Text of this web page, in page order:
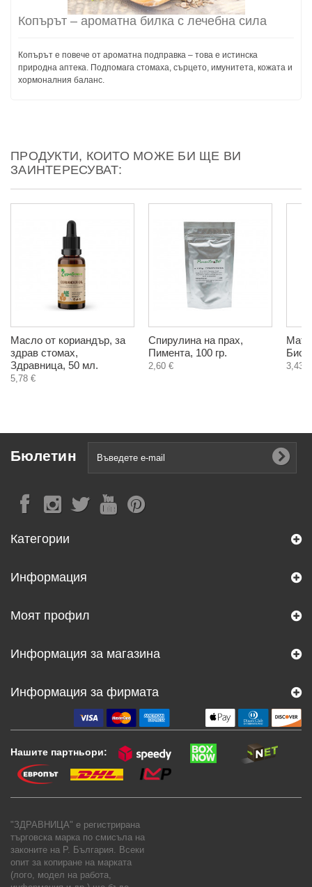
Копърът – ароматна билка с лечебна сила
Копърът е повече от ароматна подправка – това е истинска
природна аптека. Подпомага стомаха, сърцето, имунитета, кожата и
хормоналния баланс.
ПРОДУКТИ, КОИТО МОЖЕ БИ ЩЕ ВИ
ЗАИНТЕРЕСУВАТ:
Масло от кориандър, за
здрав стомах,
Здравница, 50 мл.
5,78 €
Спирулина на прах,
Пимента, 100 гр.
2,60 € 3,43 €
Бюлетин
Категории
Информация
Моят профил
Информация за магазина
Информация за фирмата
Нашите партньори:
"ЗДРАВНИЦА" е регистрирана
търговска марка по смисъла на
законите на Р. България. Всеки
опит за копиране на марката
(лого, модел на работа,